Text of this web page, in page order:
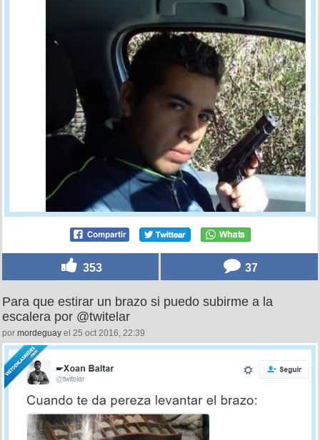
353 37
Para que estirar un brazo si puedo subirme a la
escalera por @twitelar
por mordeguay el 25 oct 2016, 22:39